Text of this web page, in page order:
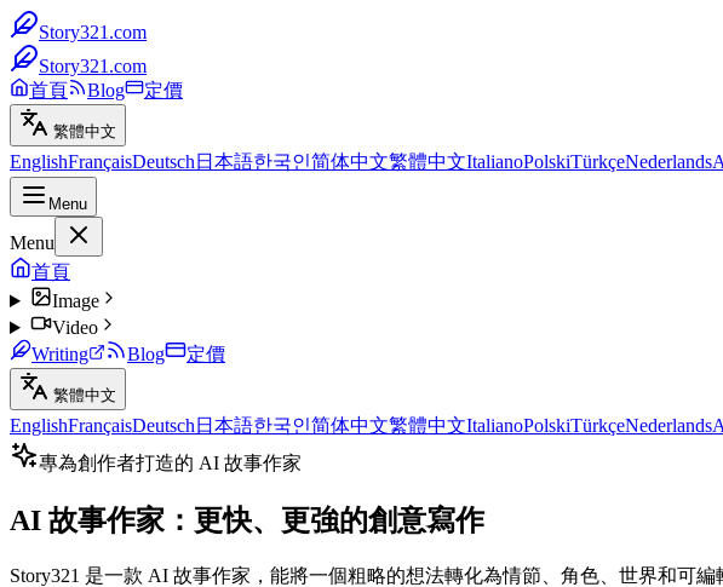
Story321.com
Story321.com
首頁
Blog 定價
繁體中文
EnglishFrançaisDeutsch 日本語한국인简体中文繁體中文ItalianoPolskiTürkçeNederlands
Menu
Menu
首頁
Image
Video
Writing
Blog 定價
繁體中文
EnglishFrançaisDeutsch 日本語한국인简体中文繁體中文ItalianoPolskiTürkçeNederlands
專為創作者打造的 AI 故事作家
AI 故事作家：更快、更強的創意寫作
Story321 是一款 AI 故事作家，能將一個粗略的想法轉化為情節、角色、世界和可